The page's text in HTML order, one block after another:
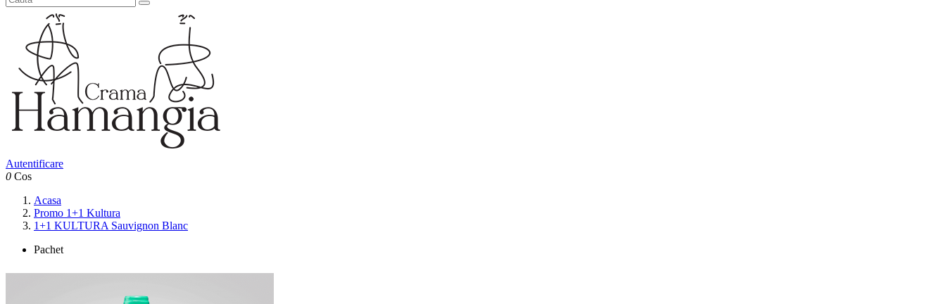
Autentificare
0 Cos
Acasa
Promo 1+1 Kultura
1+1 KULTURA Sauvignon Blanc
Pachet